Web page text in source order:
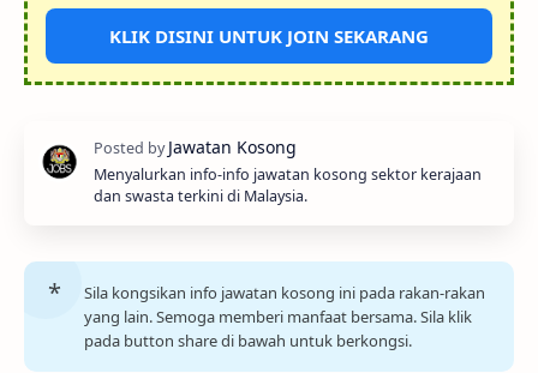
KLIK DISINI UNTUK JOIN SEKARANG
Menyalurkan info-info jawatan kosong sektor kerajaan
dan swasta terkini di Malaysia.
Sila kongsikan info jawatan kosong ini pada rakan-rakan
yang lain. Semoga memberi manfaat bersama. Sila klik
pada button share di bawah untuk berkongsi.